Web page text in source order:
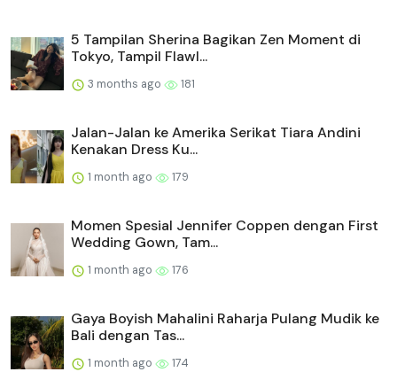
5 Tampilan Sherina Bagikan Zen Moment di
Tokyo, Tampil Flawl...
3 months ago 181
Jalan-Jalan ke Amerika Serikat Tiara Andini
Kenakan Dress Ku...
1 month ago 179
Momen Spesial Jennifer Coppen dengan First
Wedding Gown, Tam...
1 month ago 176
Gaya Boyish Mahalini Raharja Pulang Mudik ke
Bali dengan Tas...
1 month ago 174